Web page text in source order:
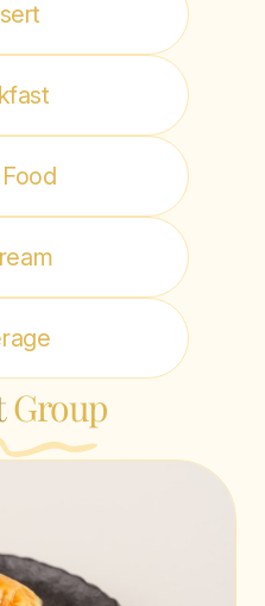
Group